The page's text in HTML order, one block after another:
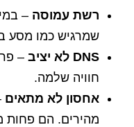
רשת עמוסה
שמרגיש כמו מסע
DNS לא יציב
–
חוויה שלמה.
אחסון לא מתאים
מהירים. הם